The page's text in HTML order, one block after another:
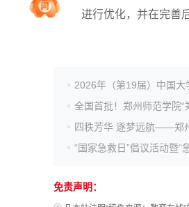
进行优化，并在完善
免责声明：
高考真题